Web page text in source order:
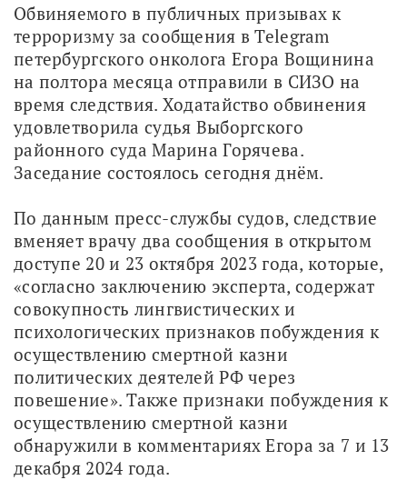
Обвиняемого в публичных призывах к
терроризму за сообщения в Telegram
петербургского онколога Егора Вощинина
на полтора месяца отправили в СИЗО на
время следствия. Ходатайство обвинения
удовлетворила судья Выборгского
районного суда Марина Горячева.
Заседание состоялось сегодня днём.
По данным пресс-службы судов, следствие
вменяет врачу два сообщения в открытом
доступе 20 и 23 октября 2023 года, которые,
«согласно заключению эксперта, содержат
совокупность лингвистических и
психологических признаков побуждения к
осуществлению смертной казни
политических деятелей РФ через
повешение». Также признаки побуждения к
осуществлению смертной казни
обнаружили в комментариях Егора за 7 и 13
декабря 2024 года.